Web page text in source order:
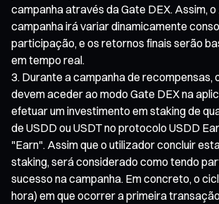
campanha através da Gate DEX. Assim,
campanha irá variar dinamicamente
participação, e os retornos finais serão
em tempo real.
Durante a campanha de recompensas,
devem aceder ao modo Gate DEX na
efetuar um investimento em staking de
de USDD ou USDT no protocolo USDD
"Earn". Assim que o utilizador concluir
staking, será considerado como tendo
sucesso na campanha. Em concreto, o
hora) em que ocorrer a primeira